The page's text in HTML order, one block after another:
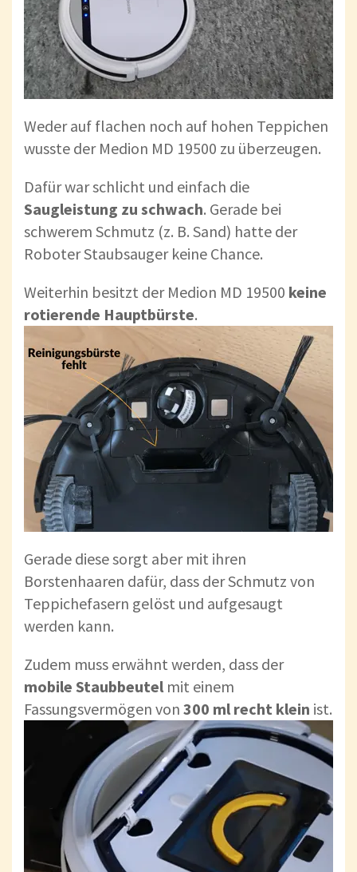
Weder auf flachen noch auf hohen Teppichen
wusste der Medion MD 19500 zu überzeugen.
Dafür war schlicht und einfach die
Saugleistung zu schwach. Gerade bei
schwerem Schmutz (z. B. Sand) hatte der
Roboter Staubsauger keine Chance.
Weiterhin besitzt der Medion MD 19500 keine
rotierende Hauptbürste.
Gerade diese sorgt aber mit ihren
Borstenhaaren dafür, dass der Schmutz von
Teppichefasern gelöst und aufgesaugt
werden kann.
Zudem muss erwähnt werden, dass der
mobile Staubbeutel mit einem
Fassungsvermögen von 300 ml recht klein ist.